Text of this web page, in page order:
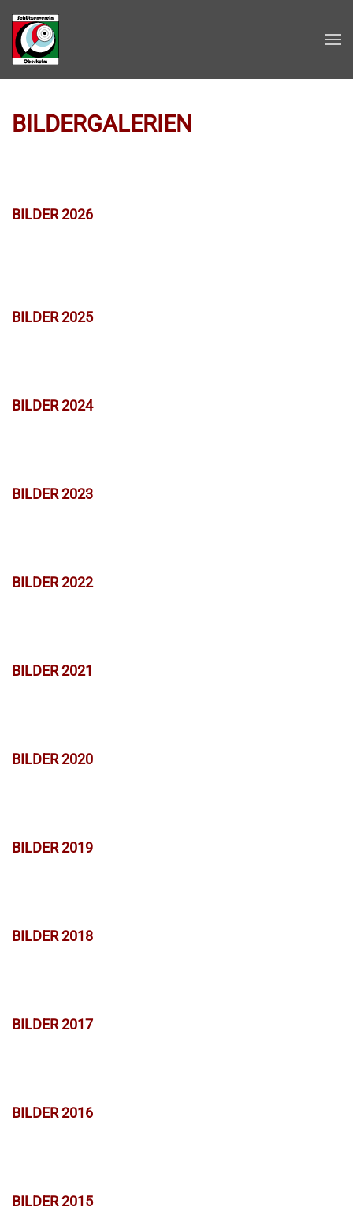
Zum Hauptinhalt springen
BILDERGALERIEN
BILDER 2026
BILDER 2025
BILDER 2024
BILDER 2023
BILDER 2022
BILDER 2021
BILDER 2020
BILDER 2019
BILDER 2018
BILDER 2017
BILDER 2016
BILDER 2015